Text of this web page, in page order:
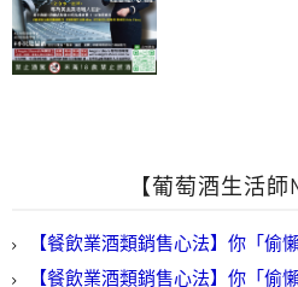
【葡萄酒生活
【餐飲業酒類銷售心法】你「偷
【餐飲業酒類銷售心法】你「偷